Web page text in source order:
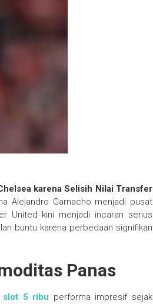
karena Selisih Nilai Transfer
Alejandro Garnacho menjadi pusat
United kini menjadi incaran serius
buntu karena perbedaan signifikan
Panas
slot 5 ribu performa impresif sejak